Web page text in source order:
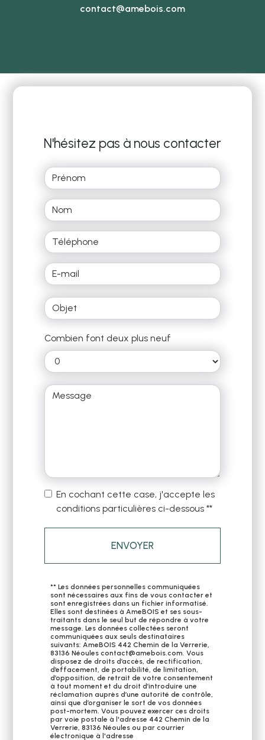
contact@amebois.com
N'hésitez pas à nous contacter
Combien font deux plus neuf
En cochant cette case, j'accepte les
conditions particulières ci-dessous **
ENVOYER
** Les données personnelles communiquées
sont nécessaires aux fins de vous contacter et
sont enregistrées dans un fichier informatisé.
Elles sont destinées à AmeBOIS et ses sous-
traitants dans le seul but de répondre à votre
message. Les données collectées seront
communiquées aux seuls destinataires
suivants: AmeBOIS 442 Chemin de la Verrerie,
83136 Néoules contact@amebois.com. Vous
disposez de droits d’accès, de rectification,
d’effacement, de portabilité, de limitation,
d’opposition, de retrait de votre consentement
à tout moment et du droit d’introduire une
réclamation auprès d’une autorité de contrôle,
ainsi que d’organiser le sort de vos données
post-mortem. Vous pouvez exercer ces droits
par voie postale à l'adresse 442 Chemin de la
Verrerie, 83136 Néoules ou par courrier
électronique à l'adresse